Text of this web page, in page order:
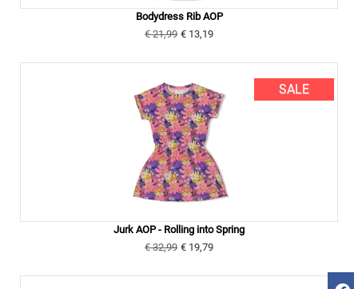
Bodydress Rib AOP
€ 21,99 € 13,19
SALE
Jurk AOP - Rolling into Spring
€ 32,99 € 19,79